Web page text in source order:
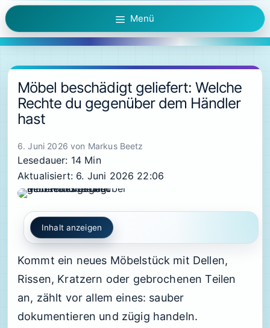
Zum
Inhalt
springen
Menü
Möbel beschädigt geliefert: Welche
Rechte du gegenüber dem Händler
hast
6. Juni 2026 von Markus Beetz
Lesedauer: 14 Min
Aktualisiert: 6. Juni 2026 22:06
Inhalt anzeigen
Kommt ein neues Möbelstück mit Dellen,
Rissen, Kratzern oder gebrochenen Teilen
an, zählt vor allem eines: sauber
dokumentieren und zügig handeln.